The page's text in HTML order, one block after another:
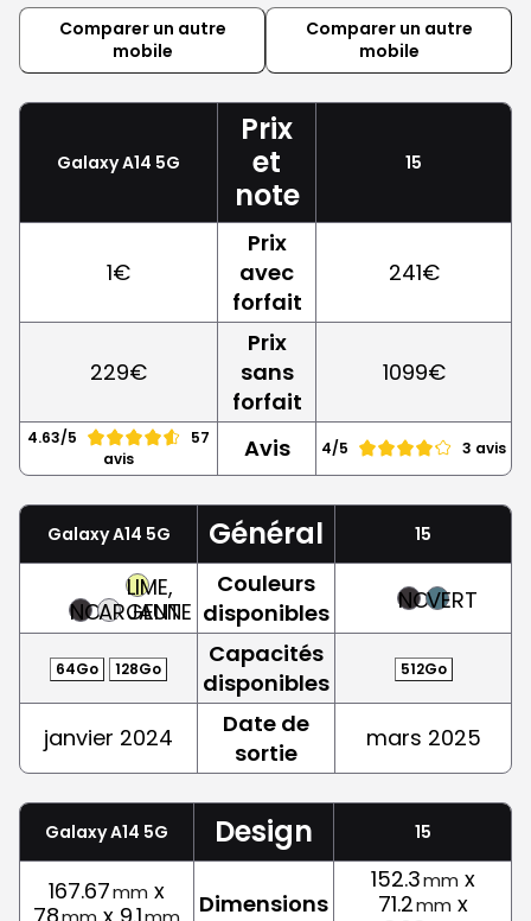
Comparer un autre
mobile
Comparer un autre
mobile
Galaxy A14 5G
Prix
et
note
15
1€
Prix
avec
forfait
241€
229€
Prix
sans
forfait
1099€
4.63/5
57
avis
Avis 4/5 3 avis
Galaxy A14 5G Général 15
NOIRARGENT
LIME,
JAUNE
Couleurs
disponibles
NOIRVERT
64Go 128Go
Capacités
disponibles
512Go
janvier 2024
Date de
sortie
mars 2025
Galaxy A14 5G Design 15
167.67mm x
Dimensions
152.3mm x
71.2mm x